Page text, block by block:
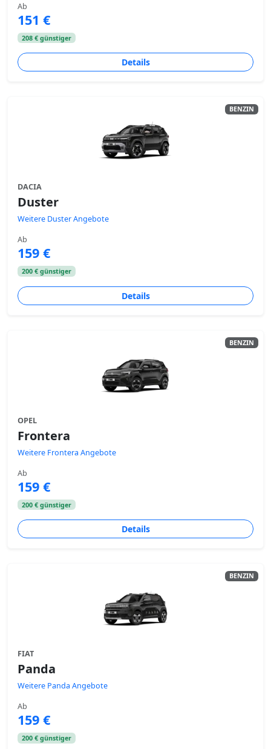
Ab
151 €
208 € günstiger
Details
BENZIN
DACIA
Duster
Weitere Duster Angebote
Ab
159 €
200 € günstiger
Details
BENZIN
OPEL
Frontera
Weitere Frontera Angebote
Ab
159 €
200 € günstiger
Details
BENZIN
FIAT
Panda
Weitere Panda Angebote
Ab
159 €
200 € günstiger